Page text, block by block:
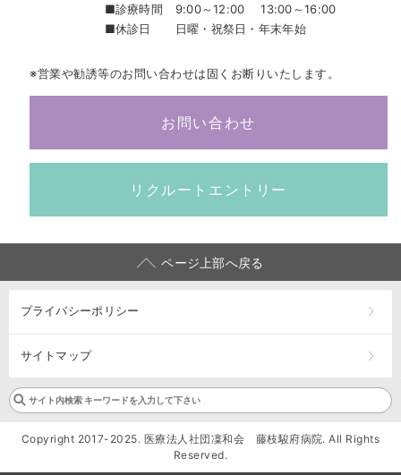
■診療時間
9:00～12:00 13:00～16:00
■休診日
日曜・祝祭日・年末年始
※営業や勧誘等のお問い合わせは固くお断りいたします。
お問い合わせ
リクルートエントリー
ページ上部へ戻る
プライバシーポリシー
サイトマップ
Copyright 2017-2025. 医療法人社団凜和会 藤枝駿府病院. All Rights
Reserved.